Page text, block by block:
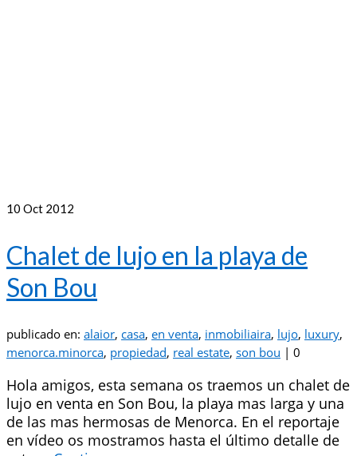
10 Oct 2012
Chalet de lujo en la playa de
Son Bou
publicado en: alaior, casa, en venta, inmobiliaira, lujo, luxury,
menorca.minorca, propiedad, real estate, son bou | 0
Hola amigos, esta semana os traemos un chalet de
lujo en venta en Son Bou, la playa mas larga y una
de las mas hermosas de Menorca. En el reportaje
en vídeo os mostramos hasta el último detalle de